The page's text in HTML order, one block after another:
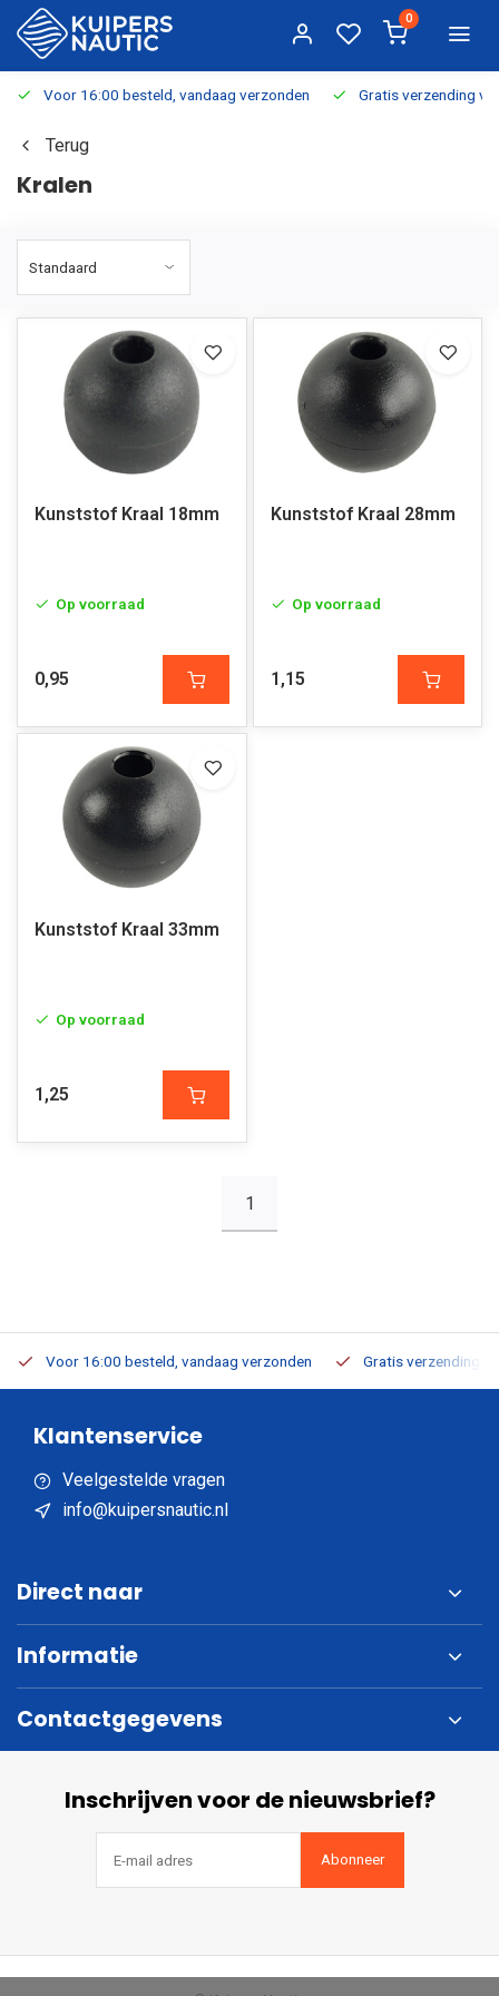
0
Voor 16:00 besteld, vandaag verzonden Gratis verzending
Terug
Kralen
Kunststof Kraal 18mm
Op voorraad
0,95
Kunststof Kraal 28mm
Op voorraad
1,15
Kunststof Kraal 33mm
Op voorraad
1,25
1
Voor 16:00 besteld, vandaag verzonden Gratis verzending
Klantenservice
Veelgestelde vragen
info@kuipersnautic.nl
Direct naar
Informatie
Contactgegevens
Inschrijven voor de nieuwsbrief?
Abonneer